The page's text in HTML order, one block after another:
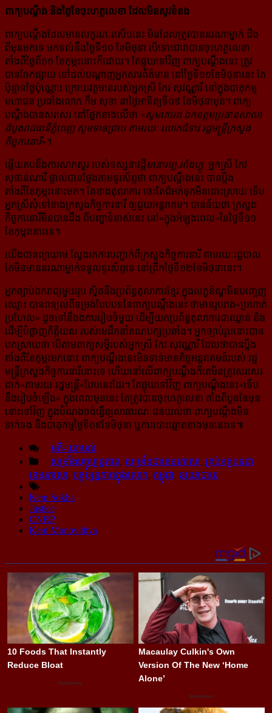
ពាក្យបណ្ដឹង និងថ្ងៃខែចុះហត្ថលេខា ដែលមិនសូវទំនង
ពាក្យបណ្ដឹងដែលមានលក្ខណៈរសើបនេះ មិនដែលត្រូវបាននរណាម្នាក់ ដឹង
ពីមុនមកទេ មកទល់នឹង​ថ្ងៃ​ទី​១០ ខែមិថុនា បើ​ទោះជាវាបានចុះហត្ថលេខា
តាំងពីថ្ងៃពី១១ ខែកុម្ភះនោះក៏ដោយ។ តែផ្ទុយទៅវិញ ពាក្យ​បណ្ដឹង​នេះ ត្រូវ
បានចែកផ្សាយ ទៅ​​ដល់បណ្ដាញអ្នកសារព័ត៌មាន នៅថ្ងៃទី១១ខែមិថុនានេះ តែ
ប៉ុន្មានថ្ងៃប៉ុណ្ណោះ ក្រោយ​វត្ថមានរបស់អ្នកស្រី កែវ សុវណ្ណារី នៅក្នុងបាតុកម្ម
មហាជន ប្រឆាំងលោក កឹម សុខា នាថ្ងៃអាទិត្យ​ទី០៩ ខែមិថុនាមុន។ ពាក្យ
បណ្ដឹងបានសរសេរ នៅផ្នែក​ខាងលើថា «សូមគោរព ឯកឧត្តមប្រធាន​សាលា​
ដំបូង​រាជធានី​ភ្នំពេញ សូមទានជ្រាប តាមរយៈ លោកជំទាវ រដ្ឋមន្ត្រីក្រសួង​
កិច្ចការនារី»។
ឆ្លើយតបនឹងការសាកសួរ របស់ទស្សនាវដ្ដី​មនោរម្យ.អាំងហ្វូ អ្នកស្រី កែវ
សុផាន់ណារី ផ្ទាល់បានថ្លែង​តាម​ទូរស័ព្ទថា ពាក្យ​បណ្ដឹងនេះ បានប្ដឹង
តាំងពីខែកុម្ភះនោះមក។ តែខាងតុលាការ ចេះតែដំអក់ទុកមិន​ដោះ​ស្រាយ ទើប​
អ្នកស្រី​សុំ​ទៅខាងក្រសួង​កិច្ចការ​នារី ឲ្យជួយអន្តរាគម។ បានន័យថា ក្រសួង
កិច្ចការនារី​មិន​បាន​ដឹង ពីបញ្ហា​ទំនាស់​នេះ នៅ«ក្នុងអំឡុងពេល»​នៃថ្ងៃទី១១​
ខែកុម្ភះនោះទេ។
យើងបានព្យាយាម ស្វែងរកការបញ្ជាក់ពីក្រសួងកិច្ចការនារី តាមរយៈរដ្ឋបាល
តែមិនមាននរណាម្នាក់​ទទួល​ទូរស័ព្ទទេ នៅ​ព្រឹកថ្ងៃទី១២ខែមិថុនានេះ។
អ្នកច្បាប់ឯករាជ្យមួយរូប ស្និតនឹងប្រព័ន្ធតុលាការខ្មែរ ក្នុងលក្ខខ័ណ្ឌមិនបញ្ចេញ
ឈ្មោះ បានពន្យល់ពីទម្រង់​បែបបទ​នៃ​ពាក្យបណ្ដឹងនេះ ថាមានរូបរាង«ប្រហាក់
ប្រហែល» ដូចទៅនឹងងការរៀបចំមួយ ដើម្បីយក​ប្រព័ន្ធ​តុលាការ​ជា​ឈ្នាន់ និង​
ដើម្បីបំផ្លាញកិត្តិយស របស់មេដឹកនាំគណបក្សប្រឆាំង។ អ្នកច្បាប់រូបនោះ​បាន​
បក​ស្រាយ​ថា បើតាមពាក្យសម្ដីរបស់​អ្នកស្រី កែវ សុវណ្ណារី ដែលថាបានប្ដឹង
តាំងពីខែកុម្ភះមកនោះ ពាក្យបណ្ដឹង​នេះ​មិន​ទាន់​មានកិច្ចអន្តរាគមន៍របស់ រដ្ឋ
មន្ត្រី​ក្រសួង​កិច្ចការនារីនោះទេ ហើយនៅលើពាក្យបណ្ដឹង​ក៏គេ​មិន​ត្រូវ​សរសេរ
ដាក់«តាមរយៈរដ្ឋមន្ត្រី»បែបនេះដែរ។ តែផ្ទុយ​ទៅវិញ ពាក្យបណ្ដឹងនេះ«ទើប
នឹងរៀបចំឡើង» ក្នុង​ពេលមុននេះ តែត្រូវបានចុះហត្ថលេខា តាំងពីបួនខែមុន
នោះទៅវិញ ក្នុង​បំណង​ចង់ធ្វើឲ្យ​សាធារណៈ​ជន​យល់ថា ពាក្យបណ្ដឹងមិន
ទាក់ទង នឹងបាតុកម្មថ្ងៃទី០៩ខែមិថុនា ឬការបោះ​ឆ្នោត​​ខាង​​មុខ​នេះ​ទេ៕
មតិ-យោបល់
សម្រាំងបច្ចុប្បន្នភាព, សម្រាំងជាខេមរភាសា, គ្រប់អត្ថបទជា
ខេមរភាសា, បច្ចុប្បន្នភាពក្នុងលោក, កម្ពុជា, នយោបាយ
Kem Sokha
Justice
CNRP
Kem Monovithya